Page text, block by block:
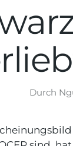
Durch